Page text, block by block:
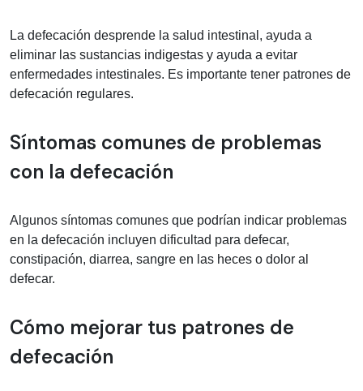
La defecación desprende la salud intestinal, ayuda a
eliminar las sustancias indigestas y ayuda a evitar
enfermedades intestinales. Es importante tener patrones de
defecación regulares.
Síntomas comunes de problemas
con la defecación
Algunos síntomas comunes que podrían indicar problemas
en la defecación incluyen dificultad para defecar,
constipación, diarrea, sangre en las heces o dolor al
defecar.
Cómo mejorar tus patrones de
defecación